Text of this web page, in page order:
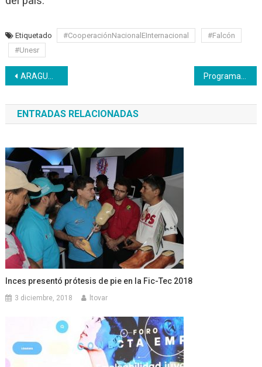
Etiquetado #CooperaciónNacionalEInternacional
#Falcón
#Unesr
Navegación
de
entradas
ARAGUA | Tabletas Canaima son entregadas con miras a la automatización del Inces
ENTRADAS RELACIONADAS
Inces presentó prótesis de pie en la Fic-Tec 2018
3 diciembre, 2018 ltovar